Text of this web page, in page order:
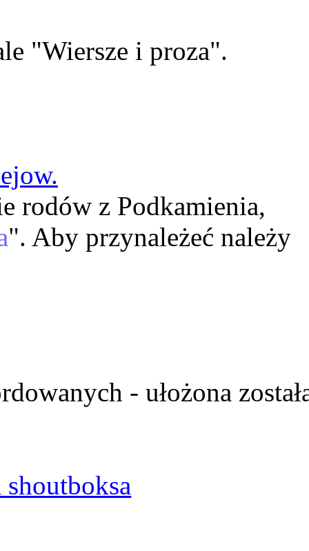
"Wiersze i proza".
rodów z Podkamienia,
". Aby przynależeć należy
- ułożona